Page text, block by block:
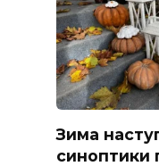
Зима
синоптики